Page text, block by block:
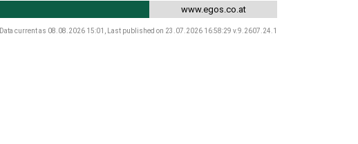
www.egos.co.at
Data current as 08.08.2026 15:01, Last published on 23.07.2026 16:58:29 v.9.2607.24.1